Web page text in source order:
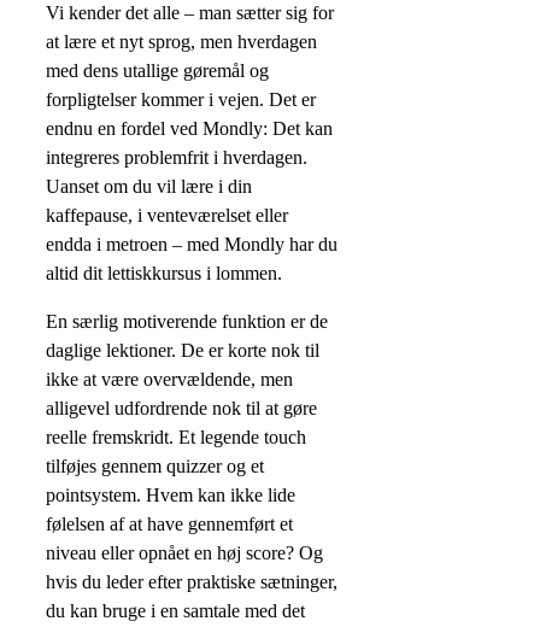
Vi kender det alle – man sætter sig for
at lære et nyt sprog, men hverdagen
med dens utallige gøremål og
forpligtelser kommer i vejen. Det er
endnu en fordel ved Mondly: Det kan
integreres problemfrit i hverdagen.
Uanset om du vil lære i din
kaffepause, i venteværelset eller
endda i metroen – med Mondly har du
altid dit lettiskkursus i lommen.
En særlig motiverende funktion er de
daglige lektioner. De er korte nok til
ikke at være overvældende, men
alligevel udfordrende nok til at gøre
reelle fremskridt. Et legende touch
tilføjes gennem quizzer og et
pointsystem. Hvem kan ikke lide
følelsen af at have gennemført et
niveau eller opnået en høj score? Og
hvis du leder efter praktiske sætninger,
du kan bruge i en samtale med det